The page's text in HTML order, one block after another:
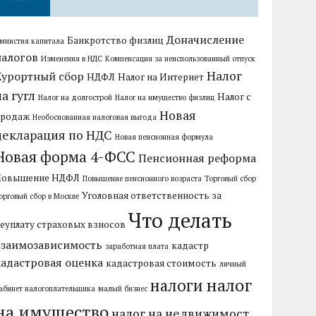
капитала Банкротство физлиц Доначисление
Изменения в НДС Компенсация за неиспользованный отпуск
сбор НДФЛ Налог на Интернет Налог
гугл Налог на долгострой Налог на имущество физлиц Налог с
Необоснованная налоговая выгода Новая
по НДС Новая пенсионная формула
форма 4-ФСС Пенсионная реформа
НДФЛ Повышение пенсионного возраста Торговый сбор
сбор в Москве Уголовная ответственность за
страховых взносов Что делать
заработная плата кадастр
оценка кадастровая стоимость личный
налогоплательщика малый бизнес налоги налог